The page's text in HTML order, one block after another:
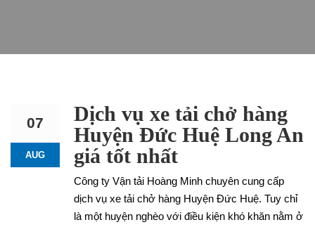
07
AUG
Dịch vụ xe tải chở hàng
Huyện Đức Huệ Long An
giá tốt nhất
Công ty Vận tải Hoàng Minh chuyên cung cấp
dịch vụ xe tải chở hàng Huyện Đức Huệ. Tuy chỉ
là một huyện nghèo với điều kiện khó khăn nằm ở